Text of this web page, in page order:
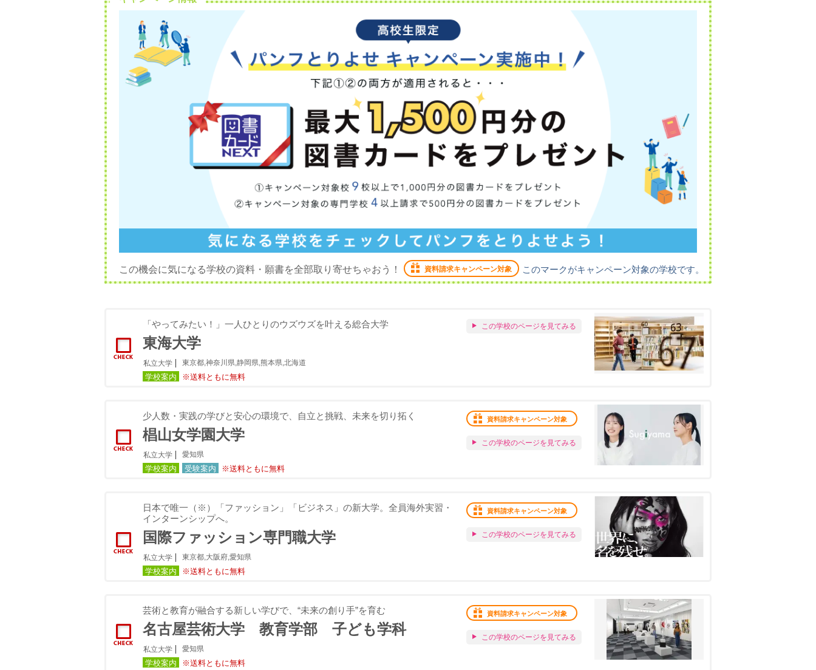
この機会に気になる学校の資料・願書を全部取り寄せちゃおう！ 資料請求キャンペーン対象 このマークがキャンペーン対象の学校です。
「やってみたい！」一人ひとりのウズウズを叶える総合大学
東海大学
私立大学 東京都,神奈川県,静岡県,熊本県,北海道
学校案内 ※送料ともに無料
この学校のページを見てみる
少人数・実践の学びと安心の環境で、自立と挑戦、未来を切り拓く
椙山女学園大学
私立大学 愛知県
学校案内 受験案内 ※送料ともに無料
資料請求キャンペーン対象
この学校のページを見てみる
日本で唯一（※）「ファッション」「ビジネス」の新大学。全員海外実習・
インターンシップへ。
国際ファッション専門職大学
私立大学 東京都,大阪府,愛知県
学校案内 ※送料ともに無料
資料請求キャンペーン対象
この学校のページを見てみる
芸術と教育が融合する新しい学びで、“未来の創り手”を育む
名古屋芸術大学 教育学部 子ども学科
私立大学 愛知県
学校案内 ※送料ともに無料
資料請求キャンペーン対象
この学校のページを見てみる